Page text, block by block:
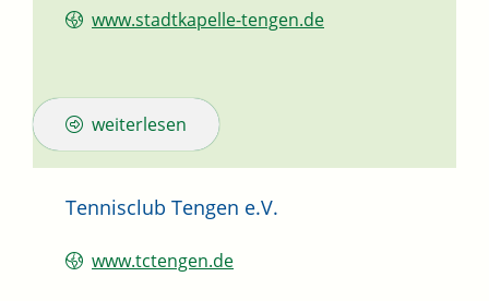
www.stadtkapelle-tengen.de
weiterlesen
Tennisclub Tengen e.V.
www.tctengen.de